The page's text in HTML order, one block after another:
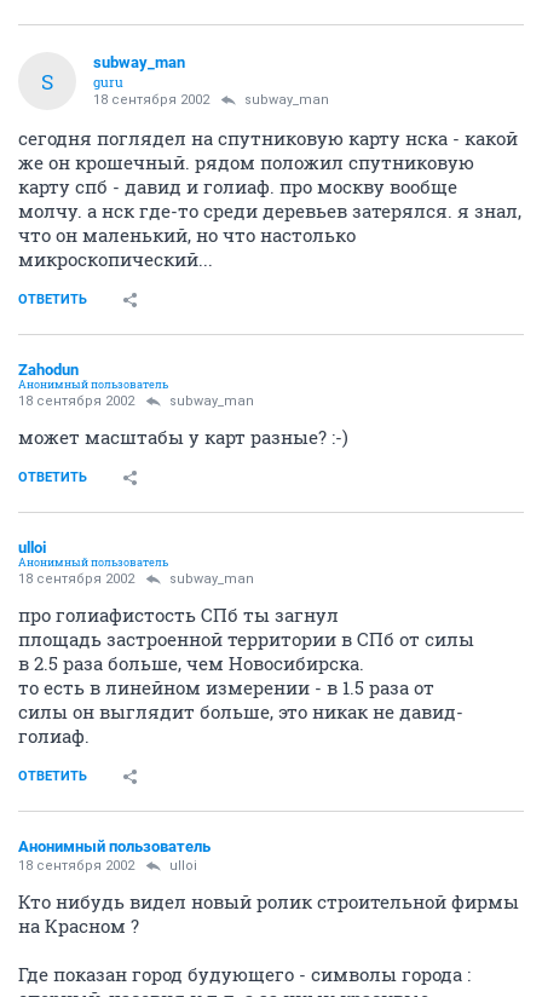
S
subway_man
guru
18 сентября 2002 subway_man
сегодня поглядел на спутниковую карту нска - какой
же он крошечный. рядом положил спутниковую
карту спб - давид и голиаф. про москву вообще
молчу. а нск где-то среди деревьев затерялся. я знал,
что он маленький, но что настолько
микроскопический...
ОТВЕТИТЬ
Zahodun
Анонимный пользователь
18 сентября 2002 subway_man
может масштабы у карт разные? :-)
ОТВЕТИТЬ
ulloi
Анонимный пользователь
18 сентября 2002 subway_man
про голиафистость СПб ты загнул
площадь застроенной территории в СПб от силы
в 2.5 раза больше, чем Новосибирска.
то есть в линейном измерении - в 1.5 раза от
силы он выглядит больше, это никак не давид-
голиаф.
ОТВЕТИТЬ
Анонимный пользователь
18 сентября 2002 ulloi
Кто нибудь видел новый ролик строительной фирмы
на Красном ?
Где показан город будующего - символы города :